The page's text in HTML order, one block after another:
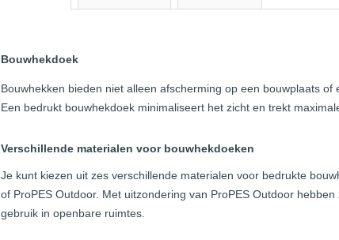
Bouwhekdoek
Bouwhekken bieden niet alleen afscherming op een bouwplaats
Een bedrukt bouwhekdoek minimaliseert het zicht en trekt
Verschillende materialen voor bouwhekdoeken
Je kunt kiezen uit zes verschillende materialen voor bedrukte
of ProPES Outdoor. Met uitzondering van ProPES Outdoor
gebruik in openbare ruimtes.